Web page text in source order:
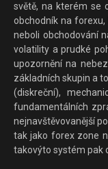
světě, na kterém se
obchodník na
neboli obchodování
volatility a prudké
upozornění na
základních skupin a
(diskreční),
fundamentálních
nejnavštěvovanější
tak jako forex zone
takovýto systém pak